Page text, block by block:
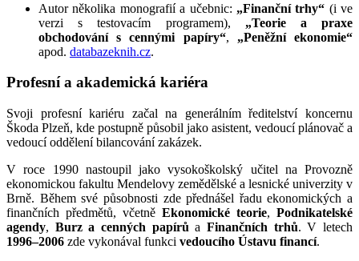
Autor několika monografií a učebnic: „Finanční trhy“ (i ve
verzi s testovacím programem), „Teorie a praxe
obchodování s cennými papíry“, „Peněžní ekonomie“
apod. databazeknih.cz.
Profesní a akademická kariéra
Svoji profesní kariéru začal na generálním ředitelství koncernu
Škoda Plzeň, kde postupně působil jako asistent, vedoucí plánovač a
vedoucí oddělení bilancování zakázek.
V roce 1990 nastoupil jako vysokoškolský učitel na Provozně
ekonomickou fakultu Mendelovy zemědělské a lesnické univerzity v
Brně. Během své působnosti zde přednášel řadu ekonomických a
finančních předmětů, včetně Ekonomické teorie, Podnikatelské
agendy, Burz a cenných papírů aFinančních trhů. V letech
1996–2006 zde vykonával funkci vedoucího Ústavu financí.